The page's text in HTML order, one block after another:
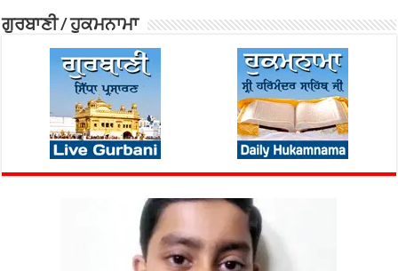
ਗੁਰਬਾਣੀ / ਹੁਕਮਨਾਮਾ